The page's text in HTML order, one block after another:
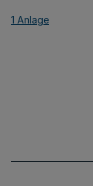
1 Anlage